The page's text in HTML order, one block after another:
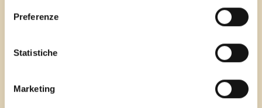
Preferenze
Statistiche
Marketing
pratica solitamente fuori
indica un allenamento